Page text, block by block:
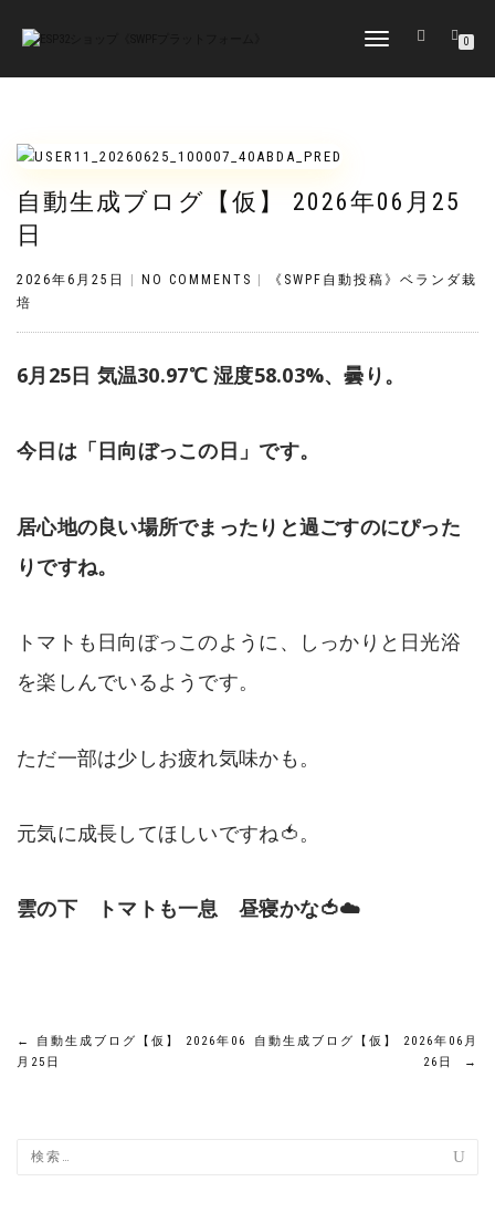
TOGGLE
0
自動生成ブログ【仮】 2026年06月25
日
2026年6月25日 NO COMMENTS
《SWPF自動投稿》ベランダ栽
培
6月25日 気温30.97℃ 湿度58.03%、曇り。
今日は「日向ぼっこの日」です。
居心地の良い場所でまったりと過ごすのにぴった
りですね。
トマトも日向ぼっこのように、しっかりと日光浴
を楽しんでいるようです。
ただ一部は少しお疲れ気味かも。
元気に成長してほしいですね🍅。
雲の下 トマトも一息 昼寝かな🍅☁️
投
ナ
←
自動生成ブログ【仮】 2026年06
月25日
自動生成ブログ【仮】 2026年06月
26日
→